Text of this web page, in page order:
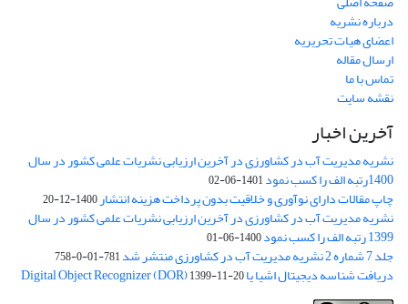
درباره نشریه
اعضای هیات تحریریه
ارسال مقاله
تماس با ما
نقشه سایت
آخرین اخبار
نشریه مدیریت آب در کشاورزی در آخرین ارزیابی نشریات علمی کشور در سال
1400رتبه الف را کسب نمود 1401-06-02
چاپ مقالات دارای نوآوری و خلاقیت بدون پرداخت هزینه انتشار1400-12-20
نشریه مدیریت آب در کشاورزی در آخرین ارزیابی نشریات علمی کشور در سال
1399 رتبه الف را کسب نمود 1400-06-01
جلد 7 شماره 2 نشریه مدیریت آب در کشاورزی منتشر شد 781-01-0-758
دریافت شناسه دیجیتال اشیا یا Digital Object Recognizer (DOR)1399-11-20